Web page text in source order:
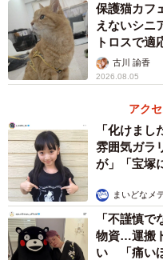
保護猫カフ
えないシニ
トロスで適
古川 諭香
2026.08.05
アク
「化けま
雰囲気ガラ
が」「宝塚
まいどなメ
「不謹慎
物資…運搬
い 「痛い